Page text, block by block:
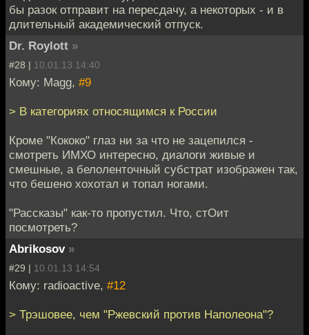
бы разок отправит на пересдачу, а некоторых - и в
длительный академический отпуск.
Dr. Roylott »
#28 | 10.01.13 14:40
Кому: Magg, #9
> В категориях относящимся к России
Кроме "Кококо" глаз ни за что не зацепился -
смотреть ИМХО интересно, диалоги живые и
смешные, а белоленточный субстрат изображен так,
что бешено хохотал и топал ногами.
"Рассказы" как-то пропустил. Что, стОит
посмотреть?
Abrikosov »
#29 | 10.01.13 14:54
Кому: radioactive, #12
> Трэшовее, чем "Ржевский против Наполеона"?